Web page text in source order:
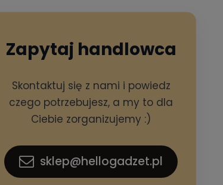
Zapytaj handlowca
Skontaktuj się z nami i powiedz
czego potrzebujesz, a my to dla
Ciebie zorganizujemy :)
sklep@hellogadzet.pl